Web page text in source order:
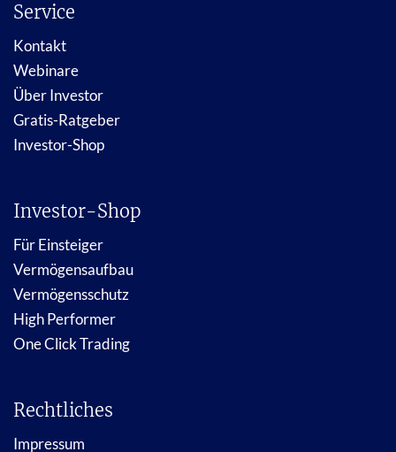
Service
Kontakt
Webinare
Über Investor
Gratis-Ratgeber
Investor-Shop
Investor-Shop
Für Einsteiger
Vermögensaufbau
Vermögensschutz
High Performer
One Click Trading
Rechtliches
Impressum